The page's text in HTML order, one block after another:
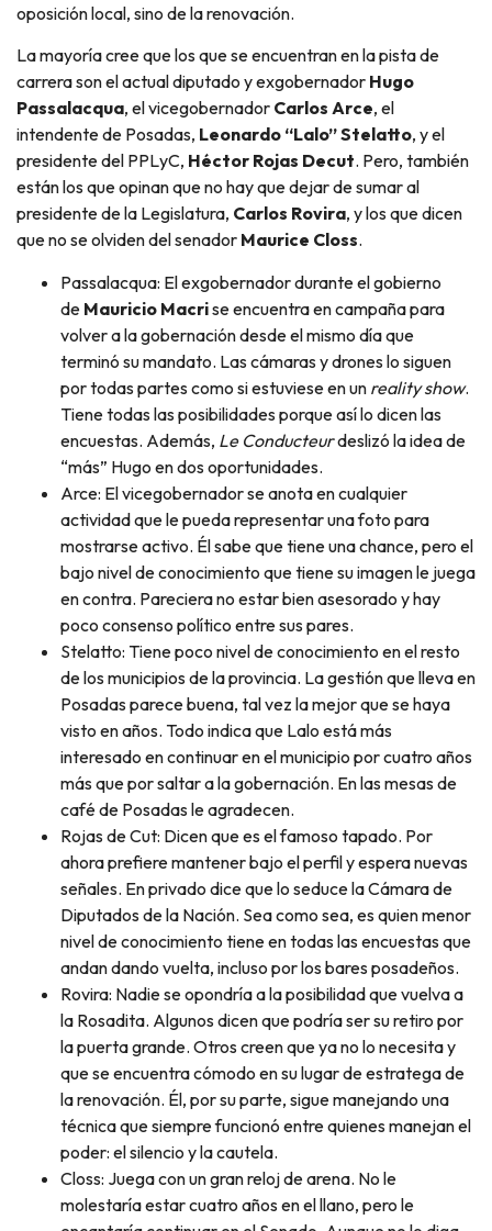
oposición local, sino de la renovación.
La mayoría cree que los que se encuentran en la pista de
carrera son el actual diputado y exgobernador Hugo
Passalacqua, el vicegobernador Carlos Arce, el
intendente de Posadas, Leonardo “Lalo” Stelatto, y el
presidente del PPLyC, Héctor Rojas Decut. Pero, también
están los que opinan que no hay que dejar de sumar al
presidente de la Legislatura, Carlos Rovira, y los que dicen
que no se olviden del senador Maurice Closs.
Passalacqua: El exgobernador durante el gobierno
de Mauricio Macrise encuentra en campaña para
volver a la gobernación desde el mismo día que
terminó su mandato. Las cámaras y drones lo siguen
por todas partes como si estuviese en un reality show.
Tiene todas las posibilidades porque así lo dicen las
encuestas. Además, Le Conducteurdeslizó la idea de
“más” Hugo en dos oportunidades.
Arce: El vicegobernador se anota en cualquier
actividad que le pueda representar una foto para
mostrarse activo. Él sabe que tiene una chance, pero el
bajo nivel de conocimiento que tiene su imagen le juega
en contra. Pareciera no estar bien asesorado y hay
poco consenso político entre sus pares.
Stelatto: Tiene poco nivel de conocimiento en el resto
de los municipios de la provincia. La gestión que lleva en
Posadas parece buena, tal vez la mejor que se haya
visto en años. Todo indica que Lalo está más
interesado en continuar en el municipio por cuatro años
más que por saltar a la gobernación. En las mesas de
café de Posadas le agradecen.
Rojas de Cut: Dicen que es el famoso tapado. Por
ahora prefiere mantener bajo el perfil y espera nuevas
señales. En privado dice que lo seduce la Cámara de
Diputados de la Nación. Sea como sea, es quien menor
nivel de conocimiento tiene en todas las encuestas que
andan dando vuelta, incluso por los bares posadeños.
Rovira: Nadie se opondría a la posibilidad que vuelva a
la Rosadita. Algunos dicen que podría ser su retiro por
la puerta grande. Otros creen que ya no lo necesita y
que se encuentra cómodo en su lugar de estratega de
la renovación. Él, por su parte, sigue manejando una
técnica que siempre funcionó entre quienes manejan el
poder: el silencio y la cautela.
Closs: Juega con un gran reloj de arena. No le
molestaría estar cuatro años en el llano, pero le